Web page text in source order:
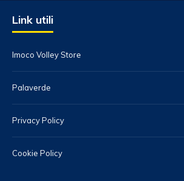
Link utili
Imoco Volley Store
Palaverde
Privacy Policy
Cookie Policy